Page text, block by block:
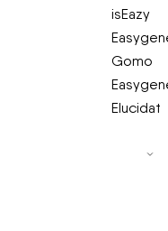
isEazy
Gomo
Elucidat